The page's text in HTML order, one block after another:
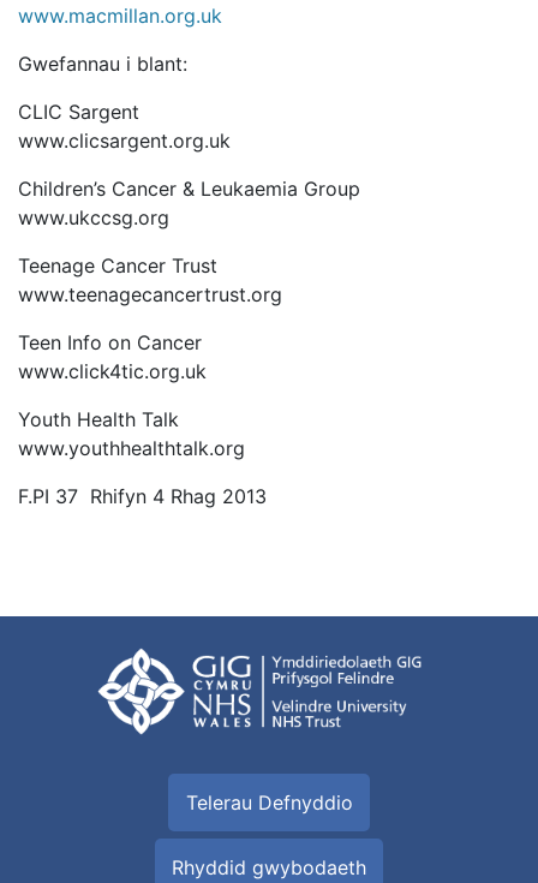
www.macmillan.org.uk
Gwefannau i blant:
CLIC Sargent
www.clicsargent.org.uk
Children’s Cancer & Leukaemia Group
www.ukccsg.org
Teenage Cancer Trust
www.teenagecancertrust.org
Teen Info on Cancer
www.click4tic.org.uk
Youth Health Talk
www.youthhealthtalk.org
F.PI 37 Rhifyn 4 Rhag 2013
Telerau Defnyddio
Rhyddid gwybodaeth